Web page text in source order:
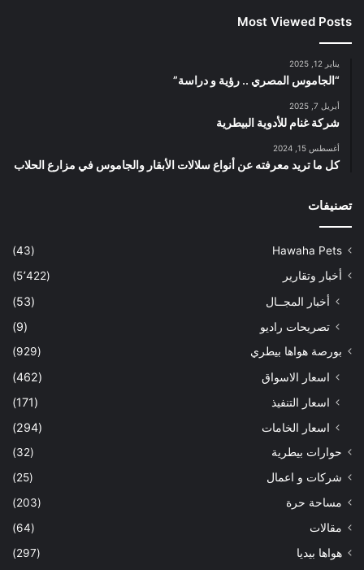
Most Viewed Posts
يناير 12, 2025
“الجاموس المصري .. رؤية و دراسة”
أبريل 7, 2025
شركة غنام للأدوية البيطرية
أغسطس 15, 2024
كل ما تريد معرفته عن أنواع سلالات الأبقار والجاموس في مزارع الحلاب
تصنيفات
Hawaha Pets
(43)
أخبار وتقارير
(5٬422)
أخبار المجــال
(53)
تصريحات راديو
(9)
بورصة هواها بيطري (929)
اسعار الاسواق
(462)
اسعار التنفيذ
(171)
اسعار الخامات
(294)
حوارات بيطرية
(32)
شركات و اعمال
(25)
مساحة حرة
(203)
مقالات
(64)
هواها بيديا
(297)